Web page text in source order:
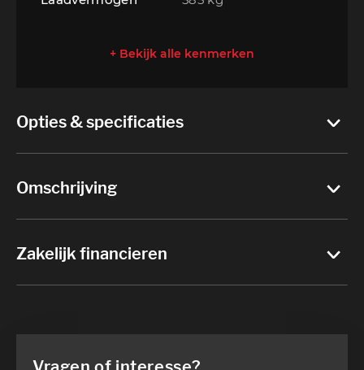
+ Bekijk alle kenmerken
Opties & specificaties
Omschrijving
Zakelijk financieren